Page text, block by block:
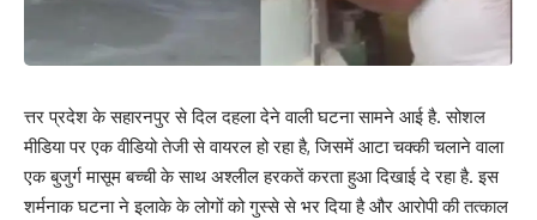
त्तर प्रदेश के सहारनपुर से दिल दहला देने वाली घटना सामने आई है. सोशल
मीडिया पर एक वीडियो तेजी से वायरल हो रहा है, जिसमें आटा चक्की चलाने वाला
एक बुजुर्ग मासूम बच्ची के साथ अश्लील हरकतें करता हुआ दिखाई दे रहा है. इस
शर्मनाक घटना ने इलाके के लोगों को गुस्से से भर दिया है और आरोपी की तत्काल